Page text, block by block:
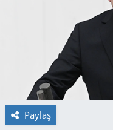
Paylaş
GÜNDEM
HABERDE İNSAN
KÜLTÜR SANAT
MAGAZİN